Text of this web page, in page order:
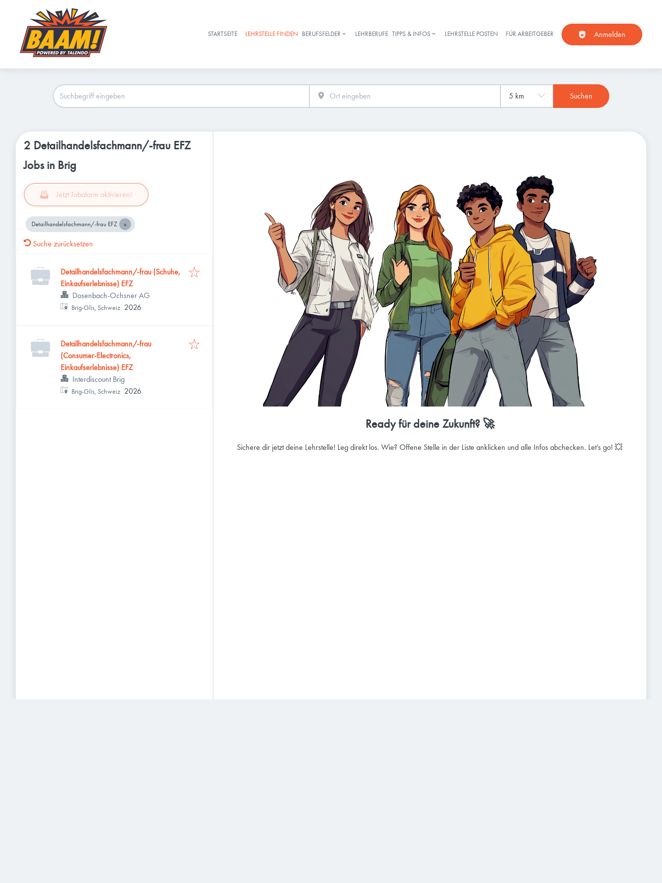
Haupt-Navigation
STARTSEITE LEHRSTELLE FINDEN BERUFSFELDER LEHRBERUFE TIPPS & INFOS LEHRSTELLE POSTEN FÜR ARBEITGEBER Anmelden
Suchen
2 Detailhandelsfachmann/-frau EFZ
Jobs in Brig
Jetzt Jobalarm aktivieren!
Detailhandelsfachmann/-frau EFZ
Suche zurücksetzen
Detailhandelsfachmann/-frau (Schuhe,
Einkaufserlebnisse) EFZ
Dosenbach-Ochsner AG
Brig-Glis, Schweiz 2026
Detailhandelsfachmann/-frau
(Consumer-Electronics,
Einkaufserlebnisse) EFZ
Interdiscount Brig
Brig-Glis, Schweiz 2026
Ready für deine Zukunft? 🚀
Sichere dir jetzt deine Lehrstelle! Leg direkt los. Wie? Offene Stelle in der Liste anklicken und alle Infos abchecken. Let’s go! 💥